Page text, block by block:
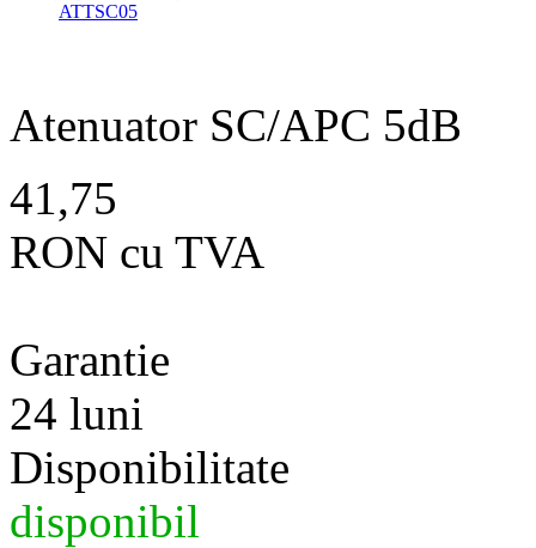
Atenuator SC/APC 5dB
41,75
RON cu TVA
Garantie
24 luni
Disponibilitate
disponibil